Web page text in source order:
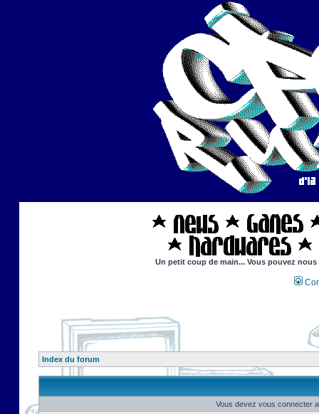
Un petit coup de main... Vous pouvez
Index du forum
Vous devez vous connecter